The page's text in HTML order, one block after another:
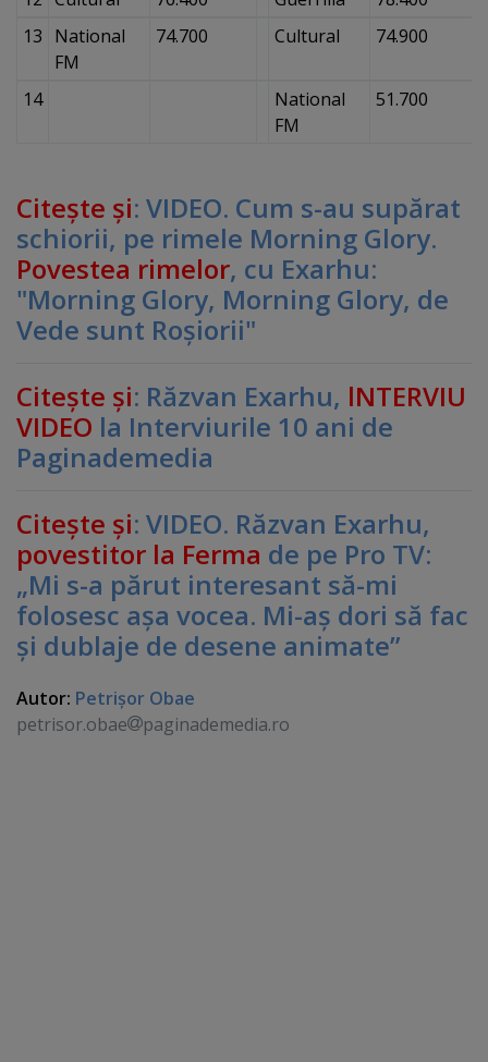
13 National
FM
74.700 Cultural 74.900
14
National
FM
51.700
Citeşte şi: VIDEO. Cum s-au supărat
schiorii, pe rimele Morning Glory.
Povestea rimelor, cu Exarhu:
"Morning Glory, Morning Glory, de
Vede sunt Roşiorii"
Citeşte şi: Răzvan Exarhu, lNTERVIU
VIDEO la Interviurile 10 ani de
Paginademedia
Citeşte şi: VIDEO. Răzvan Exarhu,
povestitor la Ferma de pe Pro TV:
„Mi s-a părut interesant să-mi
folosesc aşa vocea. Mi-aş dori să fac
şi dublaje de desene animate”
Autor: Petrişor Obae
petrisor.obae
paginademedia.ro